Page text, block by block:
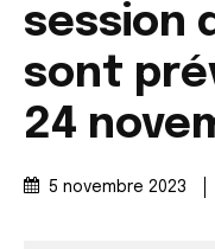
session
sont
24
5 novembre 2023